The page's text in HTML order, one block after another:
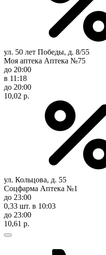
ул. 50 лет Победы, д. 8/55
Моя аптека Аптека №75
до 20:00
в 11:18
до 20:00
10,02 р.
ул. Кольцова, д. 55
Соцфарма Аптека №1
до 23:00
0,33 шт. в 10:03
до 23:00
10,61 р.